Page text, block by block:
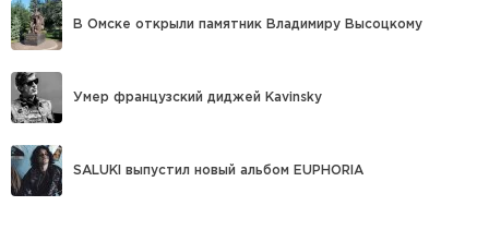
В Омске открыли памятник Владимиру Высоцкому
Умер французский диджей Kavinsky
SALUKI выпустил новый альбом EUPHORIA